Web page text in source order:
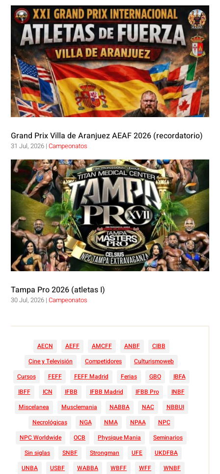
Grand Prix Villa de Aranjuez AEAF 2026 (recordatorio)
31 Jul, 2026 |Campeonatos
Tampa Pro 2026 (atletas I)
30 Jul, 2026 |Campeonatos
AECN AEFF AMCFF ANBF
CIBB
Cine y Televisión
Competidores
Culturismoweb
Cursos
FEFF FEFF Madrid Ferias GBO
IBFA
IBFF
ICN IFBB IFBB Madrid IFBB Pro
INBF
Miscelanea
Musclemania NABBA NAC
NBBUI
Necrológicas
NGA NMA NPAA
NPC
NPC Worldwide
OCB Physique Mania
Seminarios
Sin siglas
SNBF Strongman UFE
UKDFBA
UNBA
USBF WABBA WBFF WFF WNBF